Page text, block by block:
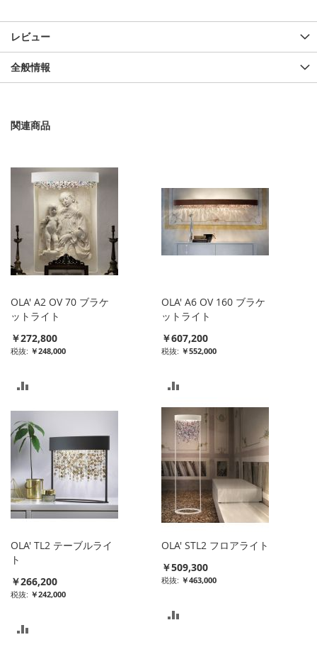
レビュー
全般情報
関連商品
OLA' A2 OV 70 ブラケ
ットライト
￥272,800
￥248,000
較
リ
ス
ト
に
る
OLA' A6 OV 160 ブラケ
ットライト
￥607,200
￥552,000
較
リ
ス
ト
に
る
OLA' TL2 テーブルライ
ト
￥266,200
￥242,000
OLA' STL2 フロアライト
￥509,300
￥463,000